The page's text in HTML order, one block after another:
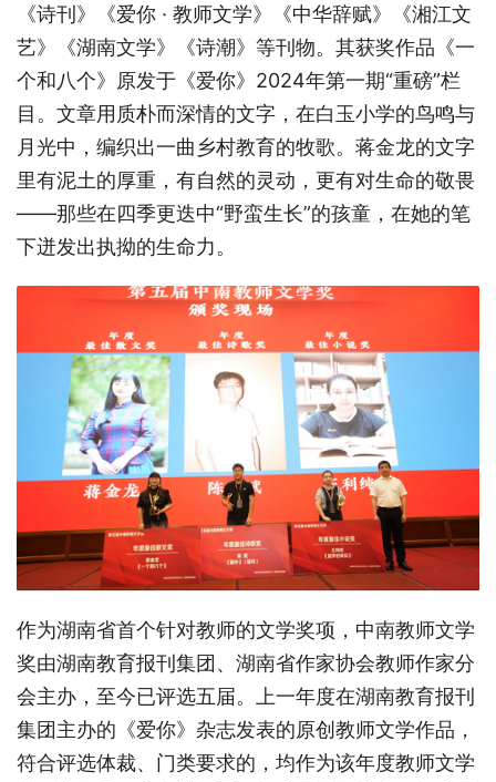
《诗刊》《爱你 · 教师文学》《中华辞赋》《湘江文
艺》《湖南文学》《诗潮》等刊物。其获奖作品《一
个和八个》原发于《爱你》2024年第一期“重磅”栏
目。文章用质朴而深情的文字，在白玉小学的鸟鸣与
月光中，编织出一曲乡村教育的牧歌。蒋金龙的文字
里有泥土的厚重，有自然的灵动，更有对生命的敬畏
——那些在四季更迭中“野蛮生长”的孩童，在她的笔
下迸发出执拗的生命力。
作为湖南省首个针对教师的文学奖项，中南教师文学
奖由湖南教育报刊集团、湖南省作家协会教师作家分
会主办，至今已评选五届。上一年度在湖南教育报刊
集团主办的《爱你》杂志发表的原创教师文学作品，
符合评选体裁、门类要求的，均作为该年度教师文学